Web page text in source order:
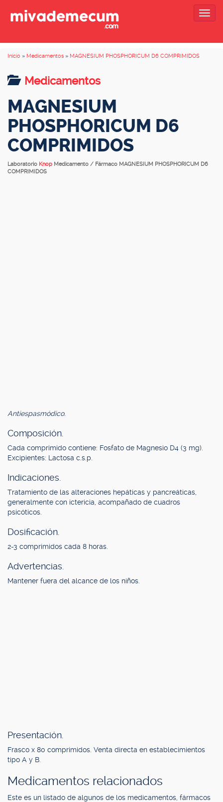
Inicio » Medicamentos » MAGNESIUM PHOSPHORICUM D6 COMPRIMIDOS
Medicamentos
MAGNESIUM
PHOSPHORICUM D6
COMPRIMIDOS
Laboratorio Knop Medicamento / Fármaco MAGNESIUM PHOSPHORICUM D6
COMPRIMIDOS
Antiespasmódico.
Composición.
Cada comprimido contiene: Fosfato de Magnesio D4 (3 mg).
Excipientes: Lactosa c.s.p.
Indicaciones.
Tratamiento de las alteraciones hepáticas y pancreáticas,
generalmente con ictericia, acompañado de cuadros
psicóticos.
Dosificación.
2-3 comprimidos cada 8 horas.
Advertencias.
Mantener fuera del alcance de los niños.
Presentación.
Frasco x 80 comprimidos. Venta directa en establecimientos
tipo A y B.
Medicamentos relacionados
Este es un listado de algunos de los medicamentos, fármacos